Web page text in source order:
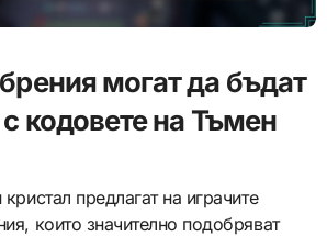
могат да бъдат
кодовете на Тъмен
предлагат на играчите
които значително подобряват